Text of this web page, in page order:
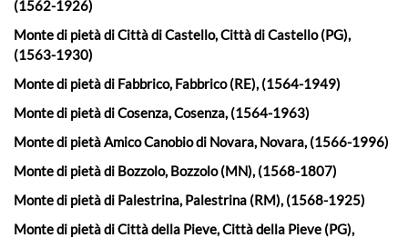
(1562-1926)
Monte di pietà di Città di Castello, Città di Castello (PG),
(1563-1930)
Monte di pietà di Fabbrico, Fabbrico (RE), (1564-1949)
Monte di pietà di Cosenza, Cosenza, (1564-1963)
Monte di pietà Amico Canobio di Novara, Novara, (1566-1996)
Monte di pietà di Bozzolo, Bozzolo (MN), (1568-1807)
Monte di pietà di Palestrina, Palestrina (RM), (1568-1925)
Monte di pietà di Città della Pieve, Città della Pieve (PG),